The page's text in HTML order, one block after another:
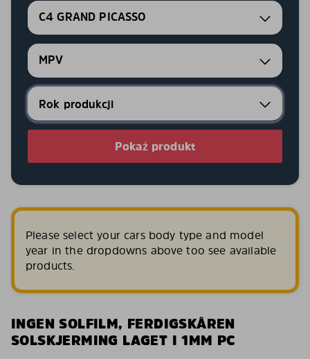
C4 GRAND PICASSO
MPV
Pokaż produkt
Please select your cars body type and model
year in the dropdowns above too see available
products.
INGEN SOLFILM, FERDIGSKÅREN
SOLSKJERMING LAGET I 1MM PC